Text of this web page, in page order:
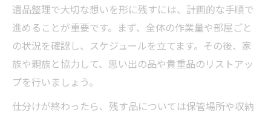
遺品整理で大切な想いを形に残すには、計画的な手順で
進めることが重要です。まず、全体の作業量や部屋ごと
の状況を確認し、スケジュールを立てます。その後、家
族や親族と協力して、思い出の品や貴重品のリストアッ
プを行いましょう。
仕分けが終わったら、残す品については保管場所や収納